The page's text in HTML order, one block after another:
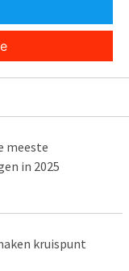
meeste
in 2025
kruispunt